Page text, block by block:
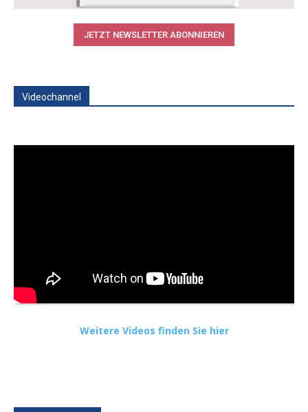
JETZT NEWSLETTER ABONNIEREN
Videochannel
Weitere Videos finden Sie hier